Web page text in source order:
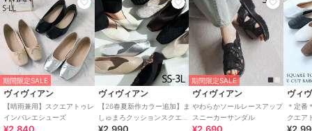
-
※ 画像はサンプルを使用している為、実際にお届けする商品と仕様
が異なる場合がございます。
※ 撮影場所やお使いのモニター環境により若干お色味が異なる場合
がございます。
※ ブランドロゴのリニューアルに伴い生産時期によって2種類の靴底
ネームが混在します。
ネ－ムのご指定はできかねますのでご了承をお願い致します。【サイ
期間限定SALE
ヴィヴィアン
【晴雨兼用】スクエアトゥレ
インバレエシューズ
ヴィヴィアン
【26春夏新作カラー追加】ま
しゅまろクッションスクエア
トゥ切り替えデザインバブー
期間限定SALE
ヴィヴィアン
やわらかソールレースアップ
スニーカーサンダル
ヴィ
＊定番
クエア
ュ